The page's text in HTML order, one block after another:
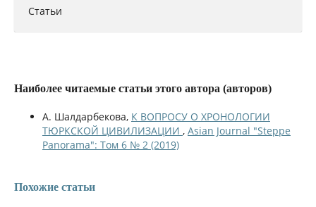
Статьи
Наиболее читаемые статьи этого автора (авторов)
А. Шалдарбекова, К ВОПРОСУ О ХРОНОЛОГИИ
ТЮРКСКОЙ ЦИВИЛИЗАЦИИ , Asian Journal "Steppe
Panorama": Том 6 № 2 (2019)
Похожие статьи